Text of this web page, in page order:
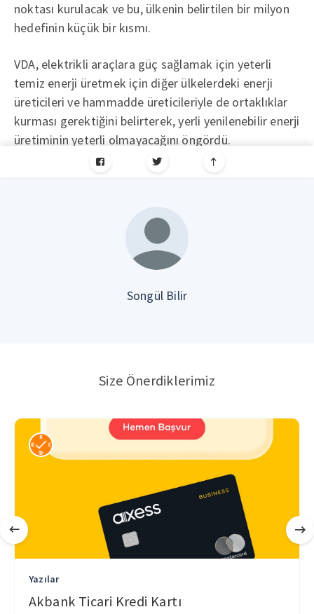
noktası kurulacak ve bu, ülkenin belirtilen bir milyon
hedefinin küçük bir kısmı.
VDA, elektrikli araçlara güç sağlamak için yeterli
temiz enerji üretmek için diğer ülkelerdeki enerji
üreticileri ve hammadde üreticileriyle de ortaklıklar
kurması gerektiğini belirterek, yerli yenilenebilir enerji
üretiminin yeterli olmayacağını öngördü.
Songül Bilir
Size Önerdiklerimiz
Yazılar
Akbank Ticari Kredi Kartı